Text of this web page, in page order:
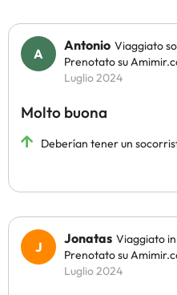
Antonio Viaggiato
Prenotato su
Luglio 2024
Molto buona
Deberían tener un
Jonatas Viaggiato
Prenotato su
Luglio 2024